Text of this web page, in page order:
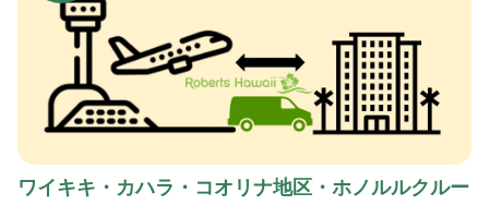
【マウイ島】空港送迎
【カウアイ島】空港送迎
観光・ツアー
観光・ツアー・アクティビティ
ワイキキ・カハラ・コオリナ地区・ホノルルクルー